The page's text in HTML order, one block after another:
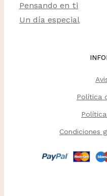
Pensando en ti
Un día especial
Política
Condiciones